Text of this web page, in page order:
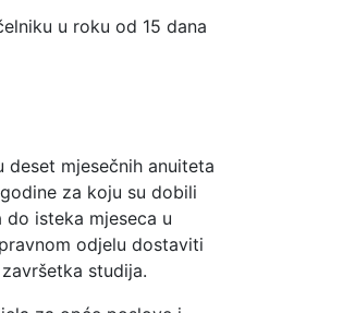
u roku od 15 dana
mjesečnih anuiteta
za koju su dobili
isteka mjeseca u
odjelu dostaviti
studija.